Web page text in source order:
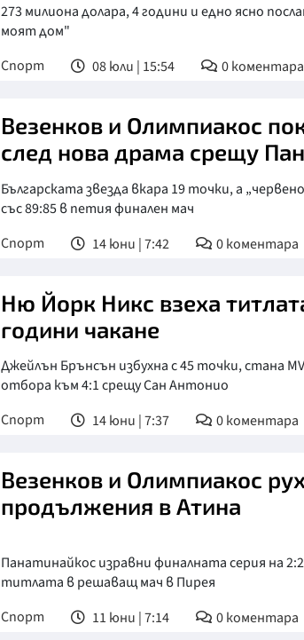
273 милиона долара, 4 години и едно ясно
моят дом"
Спорт
08 юли | 15:54 0коментара
Везенков и Олимпиакос
след нова драма срещу
Българската звезда вкара 19 точки, а
със 89:85 в петия финален мач
Спорт
14 юни | 7:42 0коментара
Ню Йорк Никс взеха
години чакане
Джейлън Брънсън избухна с 45 точки, стана
отбора към 4:1 срещу Сан Антонио
Спорт
14 юни | 7:37 0коментара
Везенков и Олимпиакос
продължения в Атина
Панатинайкос изравни финалната серия на
титлата в решаващ мач в Пирея
Спорт
11 юни | 7:14 0коментара